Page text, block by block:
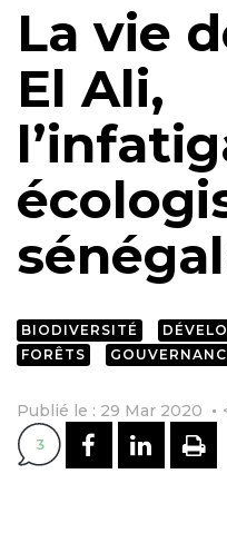
La vie
El Ali,
BIODIVERSITÉ
FORÊTS
Publié le : 29 Mar 2020
3